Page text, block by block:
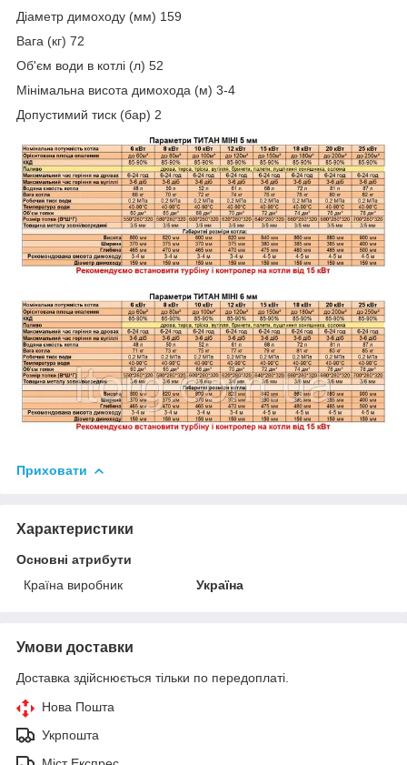
Діаметр димоходу (мм) 159
Вага (кг) 72
Об'єм води в котлі (л) 52
Мінімальна висота димохода (м) 3-4
Допустимий тиск (бар) 2
Приховати
Характеристики
Основні атрибути
Країна виробник
Україна
Умови доставки
Доставка здійснюється тільки по передоплаті.
Нова Пошта
Укрпошта